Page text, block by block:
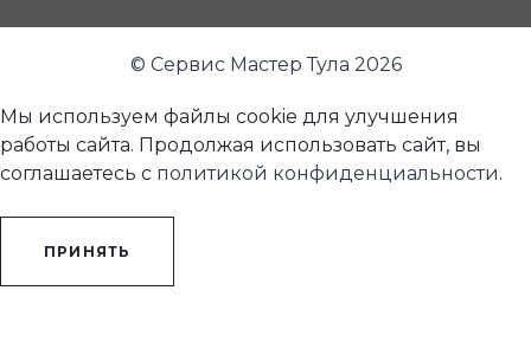
© Сервис Мастер Тула 2026
Мы используем файлы cookie для улучшения
работы сайта. Продолжая использовать сайт, вы
соглашаетесь с политикой конфиденциальности.
ПРИНЯТЬ